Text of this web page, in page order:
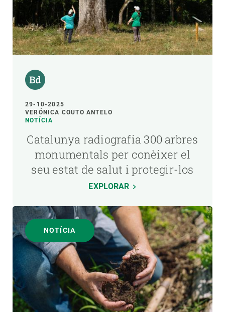
29-10-2025
VERÓNICA COUTO ANTELO
NOTÍCIA
Catalunya radiografia 300 arbres
monumentals per conèixer el
seu estat de salut i protegir-los
EXPLORAR
NOTÍCIA